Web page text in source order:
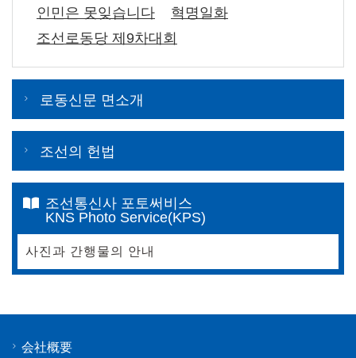
인민은 못잊습니다
혁명일화
조선로동당 제9차대회
로동신문 면소개
조선의 헌법
조선통신사 포토써비스
KNS Photo Service(KPS)
사진과 간행물의 안내
会社概要